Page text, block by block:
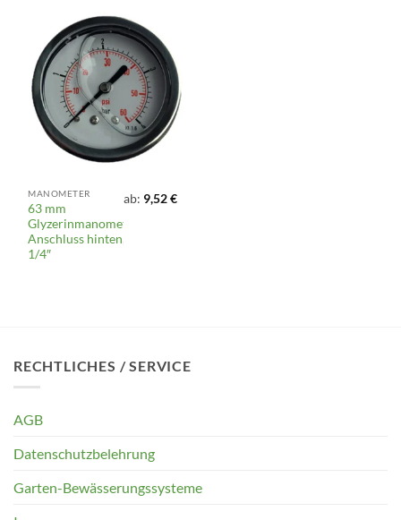
MANOMETER
63 mm
Glyzerinmanometer,
Anschluss hinten,
1/4″
ab: 9,52€
RECHTLICHES / SERVICE
AGB
Datenschutzbelehrung
Garten-Bewässerungssysteme